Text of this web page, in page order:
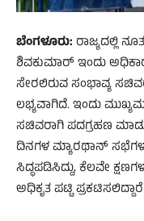
ಬೆಂಗಳೂರು: ರಾಜ್ಯದಲ್ಲಿ
ಶಿವಕುಮಾರ್ ಇಂದು
ಸೇರಲಿರುವ ಸಂಭಾವ್ಯ
ಲಭ್ಯವಾಗಿದೆ. ಇಂದು
ಸಚಿವರಾಗಿ ಪದಗ್ರಹಣ
ದಿನಗಳ ಮ್ಯಾರಥಾನ್
ಸಿದ್ಧಪಡಿಸಿದ್ದು, ಕೆಲವೇ
ಅಧಿಕೃತ ಪಟ್ಟಿ